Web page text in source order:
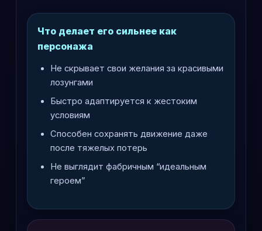
Что делает его сильнее как
персонажа
Не скрывает свои желания за красивыми
лозунгами
Быстро адаптируется к жестоким
условиям
Способен сохранять движение даже
после тяжелых потерь
Не выглядит фабричным “идеальным
героем”